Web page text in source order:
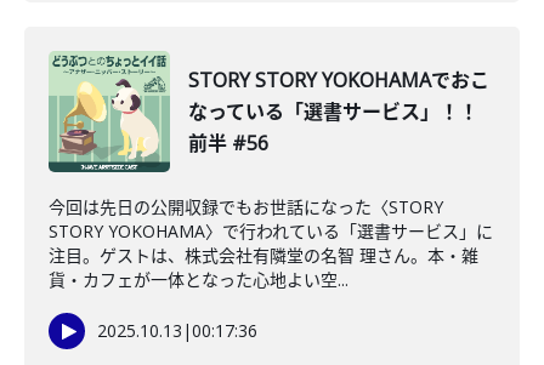
STORY STORY YOKOHAMAでおこ
なっている「選書サービス」！！
前半 #56
今回は先日の公開収録でもお世話になった〈STORY
STORY YOKOHAMA〉で行われている「選書サービス」に
注目。ゲストは、株式会社有隣堂の名智 理さん。本・雑
貨・カフェが一体となった心地よい空...
2025.10.13 |00:17:36